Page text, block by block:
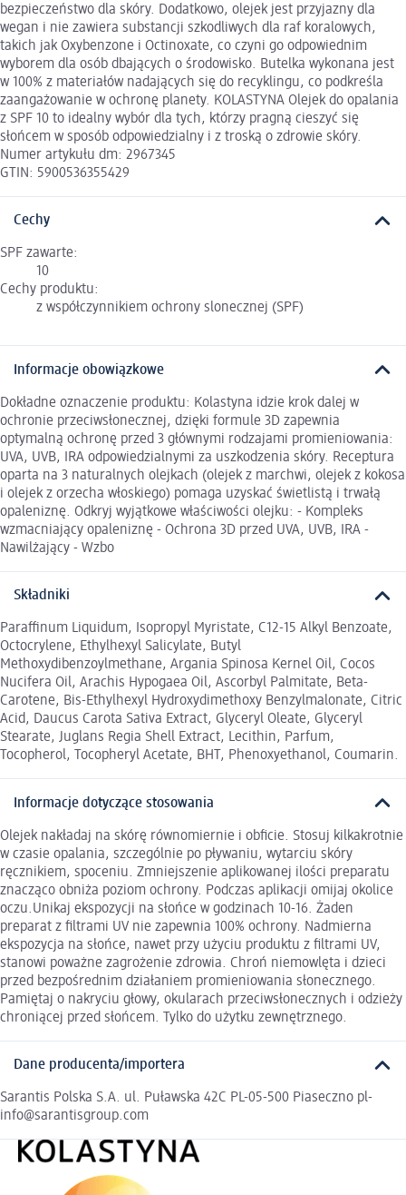
bezpieczeństwo dla skóry. Dodatkowo, olejek jest przyjazny dla
wegan i nie zawiera substancji szkodliwych dla raf koralowych,
takich jak Oxybenzone i Octinoxate, co czyni go odpowiednim
wyborem dla osób dbających o środowisko. Butelka wykonana jest
w 100% z materiałów nadających się do recyklingu, co podkreśla
zaangażowanie w ochronę planety. KOLASTYNA Olejek do opalania
z SPF 10 to idealny wybór dla tych, którzy pragną cieszyć się
słońcem w sposób odpowiedzialny i z troską o zdrowie skóry.
Numer artykułu dm: 2967345
GTIN: 5900536355429
Cechy
SPF zawarte:
10
Cechy produktu:
z współczynnikiem ochrony slonecznej (SPF)
Informacje obowiązkowe
Dokładne oznaczenie produktu: Kolastyna idzie krok dalej w
ochronie przeciwsłonecznej, dzięki formule 3D zapewnia
optymalną ochronę przed 3 głównymi rodzajami promieniowania:
UVA, UVB, IRA odpowiedzialnymi za uszkodzenia skóry. Receptura
oparta na 3 naturalnych olejkach (olejek z marchwi, olejek z kokosa
i olejek z orzecha włoskiego) pomaga uzyskać świetlistą i trwałą
opaleniznę. Odkryj wyjątkowe właściwości olejku: - Kompleks
wzmacniający opaleniznę - Ochrona 3D przed UVA, UVB, IRA -
Nawilżający - Wzbo
Składniki
Paraffinum Liquidum, Isopropyl Myristate, C12-15 Alkyl Benzoate,
Octocrylene, Ethylhexyl Salicylate, Butyl
Methoxydibenzoylmethane, Argania Spinosa Kernel Oil, Cocos
Nucifera Oil, Arachis Hypogaea Oil, Ascorbyl Palmitate, Beta-
Carotene, Bis-Ethylhexyl Hydroxydimethoxy Benzylmalonate, Citric
Acid, Daucus Carota Sativa Extract, Glyceryl Oleate, Glyceryl
Stearate, Juglans Regia Shell Extract, Lecithin, Parfum,
Tocopherol, Tocopheryl Acetate, BHT, Phenoxyethanol, Coumarin.
Informacje dotyczące stosowania
Olejek nakładaj na skórę równomiernie i obficie. Stosuj kilkakrotnie
w czasie opalania, szczególnie po pływaniu, wytarciu skóry
ręcznikiem, spoceniu. Zmniejszenie aplikowanej ilości preparatu
znacząco obniża poziom ochrony. Podczas aplikacji omijaj okolice
oczu.Unikaj ekspozycji na słońce w godzinach 10-16. Żaden
preparat z filtrami UV nie zapewnia 100% ochrony. Nadmierna
ekspozycja na słońce, nawet przy użyciu produktu z filtrami UV,
stanowi poważne zagrożenie zdrowia. Chroń niemowlęta i dzieci
przed bezpośrednim działaniem promieniowania słonecznego.
Pamiętaj o nakryciu głowy, okularach przeciwsłonecznych i odzieży
chroniącej przed słońcem. Tylko do użytku zewnętrznego.
Dane producenta/importera
Sarantis Polska S.A. ul. Puławska 42C PL-05-500 Piaseczno pl-
info@sarantisgroup.com